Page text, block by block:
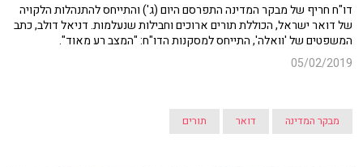
דו"ח חריף של מבקר המדינה התפרסם היום (ג') והתייחס להתנהלות הלקויה
של דואר ישראל, הכוללת תורים ארוכים וחבילות שנעלמות. דניאל דולב, כתב
המשפטים של 'וואלה', התייחס למסקנות הדו"ח: "המצב רע מאוד".
05/02/2019
מבקר המדינה דואר תורים